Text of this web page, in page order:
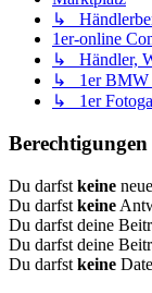
↳
1er-online
↳ Händler,
↳ 1er BMW
↳ 1er
Du darfst keine
Du darfst keine
Du darfst deine
Du darfst deine
Du darfst keine